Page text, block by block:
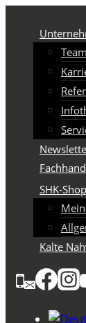
springen
Team
SHK-Shop
Kalte